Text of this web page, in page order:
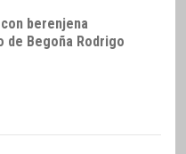
berenjena
de Begoña Rodrigo